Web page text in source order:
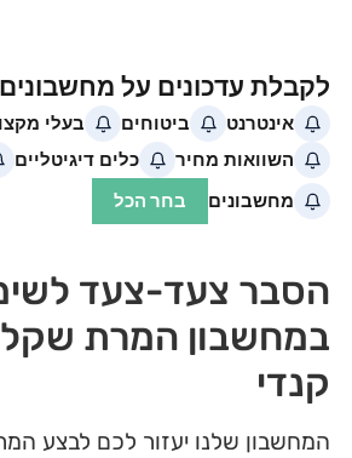
הסבר צעד-צעד
במחשבון המרת שקל
קנדי
המחשבון שלנו יעזור לכם לבצע